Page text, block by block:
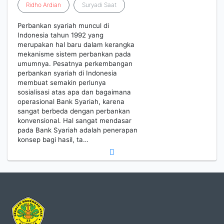
Ridho Ardian Suryadi Saat
Perbankan syariah muncul di
Indonesia tahun 1992 yang
merupakan hal baru dalam kerangka
mekanisme sistem perbankan pada
umumnya. Pesatnya perkembangan
perbankan syariah di Indonesia
membuat semakin perlunya
sosialisasi atas apa dan bagaimana
operasional Bank Syariah, karena
sangat berbeda dengan perbankan
konvensional. Hal sangat mendasar
pada Bank Syariah adalah penerapan
konsep bagi hasil, ta…